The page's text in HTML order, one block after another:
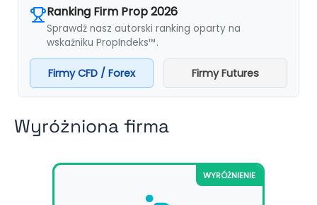
Ranking Firm Prop 2026
Sprawdź nasz autorski ranking oparty na
wskaźniku PropIndeks™.
Firmy CFD / Forex Firmy Futures
Wyróżniona firma
WYRÓŻNIENIE